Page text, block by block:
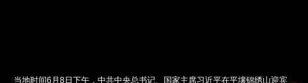
当地时间6月8日下午，中共中央总书记、国家主席习近平在平壤锦绣山迎宾